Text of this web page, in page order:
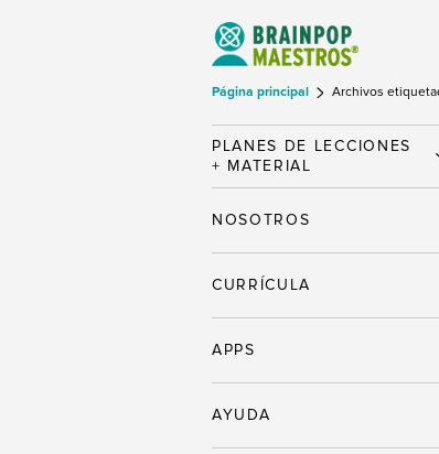
Página principal Archivos
PLANES DE LECCIONES
+ MATERIAL
NOSOTROS
CURRÍCULA
APPS
AYUDA